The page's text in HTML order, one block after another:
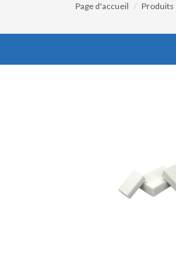
Page d'accueil Produits